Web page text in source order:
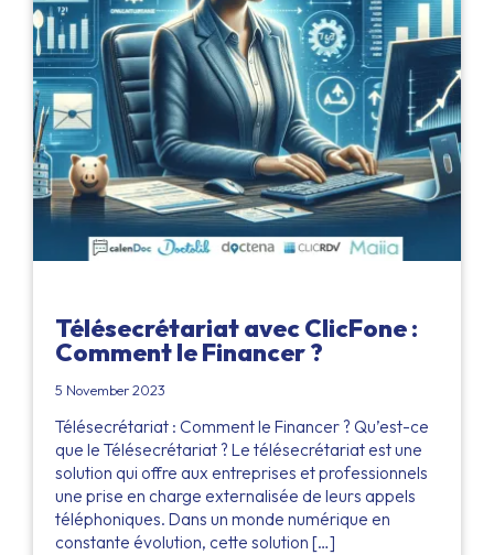
Télésecrétariat avec ClicFone :
Comment le Financer ?
5 November 2023
Télésecrétariat : Comment le Financer ? Qu’est-ce
que le Télésecrétariat ? Le télésecrétariat est une
solution qui offre aux entreprises et professionnels
une prise en charge externalisée de leurs appels
téléphoniques. Dans un monde numérique en
constante évolution, cette solution […]